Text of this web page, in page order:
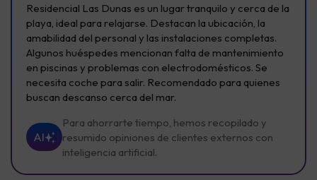
Residencial Las Dunas es un lugar tranquilo y cerca de la
playa, ideal para relajarse. Destacan la ubicación, la
amabilidad del personal y las instalaciones completas.
Algunos huéspedes mencionan falta de mantenimiento
en piscinas y problemas con electrodomésticos. Se
necesita coche para salir. Recomendado para quienes
buscan descanso cerca del mar.
AI
Para ahorrarte tiempo, hemos recopilado y
resumido opiniones de clientes externos con
inteligencia artificial.